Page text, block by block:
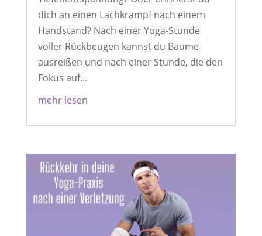
dich an einen Lachkrampf nach einem
Handstand? Nach einer Yoga-Stunde
voller Rückbeugen kannst du Bäume
ausreißen und nach einer Stunde, die den
Fokus auf...
mehr lesen